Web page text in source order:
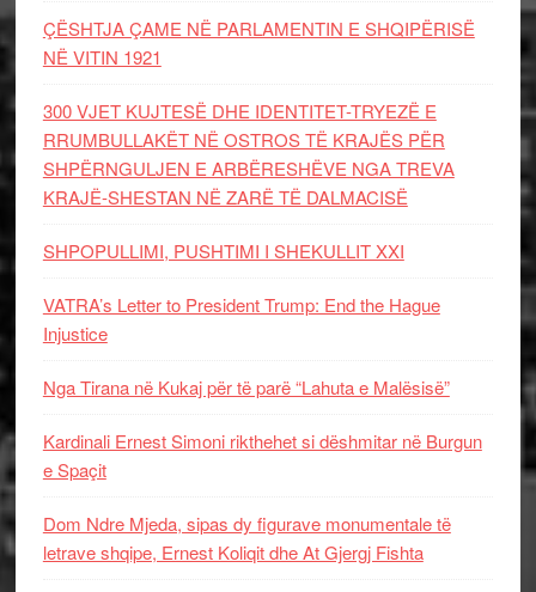
ÇËSHTJA ÇAME NË PARLAMENTIN E SHQIPËRISË
NË VITIN 1921
300 VJET KUJTESË DHE IDENTITET-TRYEZË E
RRUMBULLAKËT NË OSTROS TË KRAJËS PËR
SHPËRNGULJEN E ARBËRESHËVE NGA TREVA
KRAJË-SHESTAN NË ZARË TË DALMACISË
SHPOPULLIMI, PUSHTIMI I SHEKULLIT XXI
VATRA’s Letter to President Trump: End the Hague
Injustice
Nga Tirana në Kukaj për të parë “Lahuta e Malësisë”
Kardinali Ernest Simoni rikthehet si dëshmitar në Burgun
e Spaçit
Dom Ndre Mjeda, sipas dy figurave monumentale të
letrave shqipe, Ernest Koliqit dhe At Gjergj Fishta